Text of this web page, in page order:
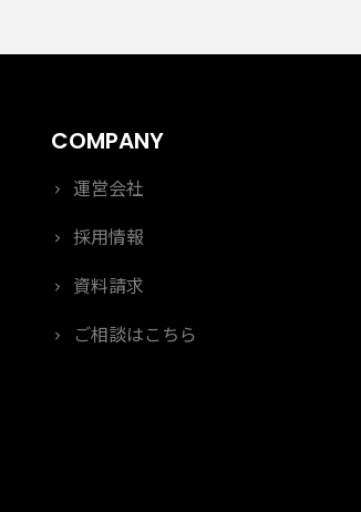
運営会社
採用情報
資料請求
ご相談はこちら